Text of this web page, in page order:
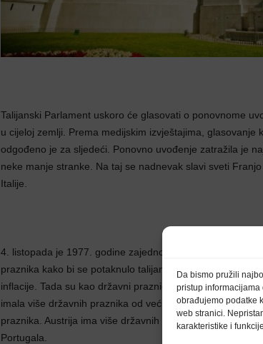
Da bismo pružili
pristup
obrađujemo podatke
web stranici.
karakteristike i funkcije.
Talijanski Parlament uskoro će glasovati o ponovnome
u cijeloj zemlji. Prema medijskim izvještajima, glasovanje
odgođeno je za sljedeći. Ponovno uvođenje zatražila je
neke manje stranke. Na taj se nadnevak slavi sveti
Italije.
4. listopada je 1977. godine zajedno s drugim crkvenim
praznika kako bi se potaknulo talijansko gospodarstvo
inflacije. Tada su kao državni praznici ukinuti i
imala više državnih praznika od većine europskih
praznika. Austrija ima više državnih praznika, kao i neke
Portugala.